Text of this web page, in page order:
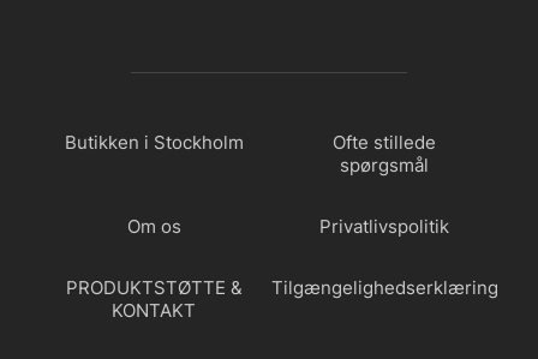
Butikken i Stockholm
Ofte stillede
spørgsmål
Om os Privatlivspolitik
PRODUKTSTØTTE &
KONTAKT
Tilgængelighedserklæring